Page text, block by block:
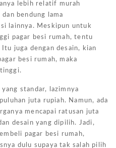
lebih relatif murah
bendung lama
lainnya. Meskipun untuk
pagar besi rumah, tentu
Itu juga dengan desain, kian
besi rumah, maka
tinggi.
standar, lazimnya
juta rupiah. Namun, ada
mencapai ratusan juta
desain yang dipilih. Jadi,
pagar besi rumah,
dulu supaya tak salah pilih